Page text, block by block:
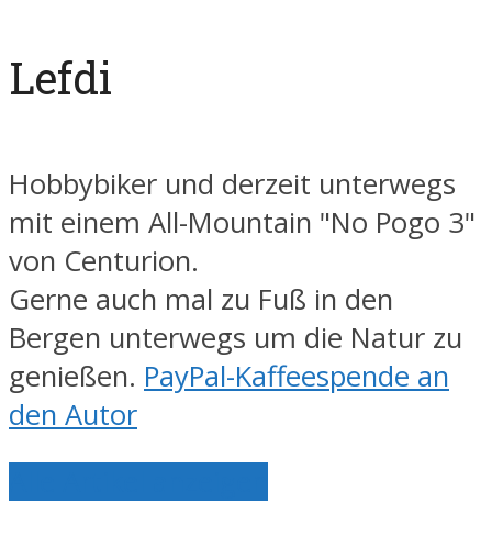
Lefdi
Hobbybiker und derzeit unterwegs
mit einem All-Mountain "No Pogo 3"
von Centurion.
Gerne auch mal zu Fuß in den
Bergen unterwegs um die Natur zu
genießen. PayPal-Kaffeespende an
den Autor